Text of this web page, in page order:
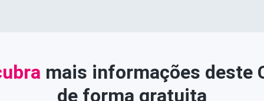
mais informações deste
de forma gratuita